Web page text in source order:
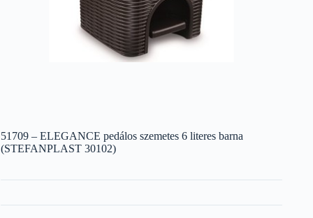
51709 – ELEGANCE pedálos szemetes 6 literes barna
(STEFANPLAST 30102)